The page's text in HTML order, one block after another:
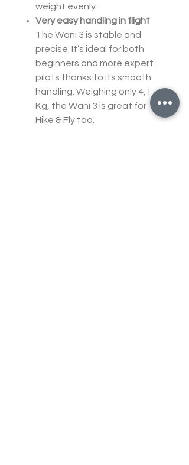
weight evenly.
Very easy handling in flight
The Wanì 3 is stable and
precise. It’s ideal for both
beginners and more expert
pilots thanks to its smooth
handling. Weighing only 4,1
Kg, the Wanì 3 is great for
Hike & Fly too.